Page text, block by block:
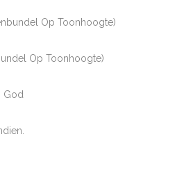
Op Toonhoogte)
Op Toonhoogte)
God